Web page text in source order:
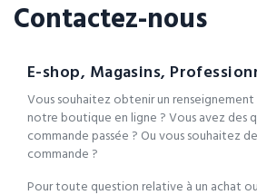
Contactez-nous
E-shop, Magasins,
Vous souhaitez obtenir un renseignement
notre boutique en ligne ? Vous avez des
commande passée ? Ou vous souhaitez
commande ?
Pour toute question relative à un achat